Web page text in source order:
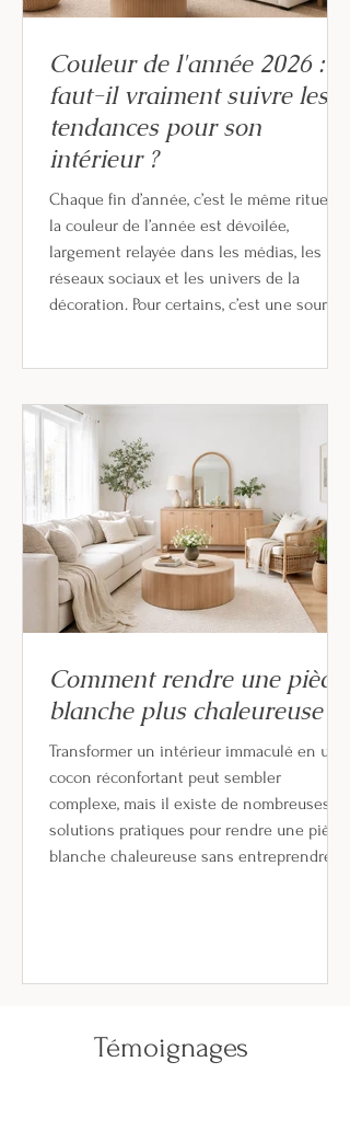
Couleur de l'année 2026 :
faut-il vraiment suivre les
tendances pour son
intérieur ?
Chaque fin d’année, c’est le même rituel :
la couleur de l’année est dévoilée,
largement relayée dans les médias, les
réseaux sociaux et les univers de la
décoration. Pour certains, c’est une source
durer. Alors, faut-il vraiment suivre les
couleurs de l’année ? Et que disent les
choix récents sur notre rapport à la
décoration et à nos intérieurs ? Pou
Comment rendre une pièce
blanche plus chaleureuse
Transformer un intérieur immaculé en un
cocon réconfortant peut sembler
complexe, mais il existe de nombreuses
solutions pratiques pour rendre une pièce
blanche chaleureuse sans entreprendre
neutre. Rendre une pièce blanche plus
sont probablement l’élément le plus
Témoignages